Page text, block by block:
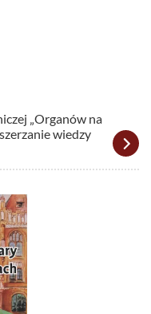
„Organów na
wiedzy